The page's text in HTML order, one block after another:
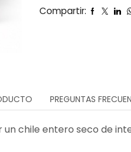
Compartir:
PREGUNTAS
un chile entero seco de